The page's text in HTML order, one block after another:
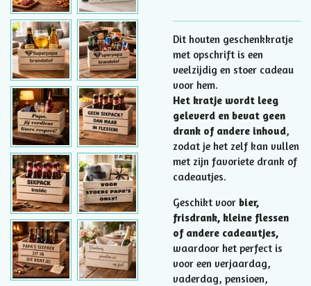
Dit houten geschenkkratje
met opschrift is een
veelzijdig en stoer cadeau
voor hem.
Het kratje wordt leeg
geleverd en bevat geen
drank of andere inhoud,
zodat je het zelf kan vullen
met zijn favoriete drank of
cadeautjes.
Geschikt voor bier,
frisdrank, kleine flessen
of andere cadeautjes,
waardoor het perfect is
voor een verjaardag,
vaderdag, pensioen,